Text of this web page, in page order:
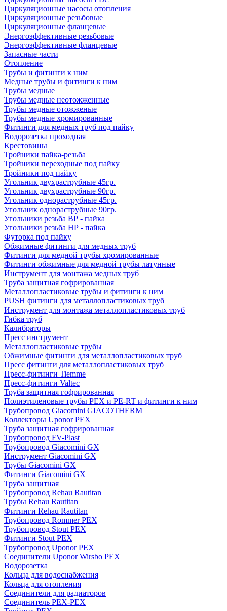
Циркуляционные насосы отопления
Циркуляционные резьбовые
Циркуляционные фланцевые
Энергоэффективные резьбовые
Энергоэффективные фланцевые
Запасные части
Отопление
Трубы и фитинги к ним
Медные трубы и фитинги к ним
Трубы медные
Трубы медные неотожженные
Трубы медные отожженые
Трубы медные хромированные
Фитинги для медных труб под пайку
Водорозетка проходная
Крестовины
Тройники пайка-резьба
Тройники переходные под пайку
Тройники под пайку
Угольник двухраструбные 45гр.
Угольник двухраструбные 90гр.
Угольник однораструбные 45гр.
Угольник однораструбные 90гр.
Угольники резьба ВР - пайка
Угольники резьба НР - пайка
Футорка под пайку
Обжимные фитинги для медных труб
Фитинги для медной трубы хромированные
Фитинги обжимные для медной трубы латунные
Инструмент для монтажа медных труб
Труба защитная гофрированная
Металлопластиковые трубы и фитинги к ним
PUSH фитинги для металлопластиковых труб
Инструмент для монтажа металлопластиковых труб
Гибка труб
Калибраторы
Пресс инструмент
Металлопластиковые трубы
Обжимные фитинги для металлопластиковых труб
Пресс фитинги для металлопластиковых труб
Пресс-фитинги Tiemme
Пресс-фитинги Valtec
Труба защитная гофрированная
Полиэтиленовые трубы PEX и PE-RT и фитинги к ним
Трубопровод Giacomini GIACOTHERM
Коллекторы Uponor PEX
Труба защитная гофрированная
Трубопровод FV-Plast
Трубопровод Giacomini GX
Инструмент Giacomini GX
Трубы Giacomini GX
Фитинги Giacomini GX
Труба защитная
Трубопровод Rehau Rautitan
Трубы Rehau Rautitan
Фитинги Rehau Rautitan
Трубопровод Rommer PEX
Трубопровод Stout PEX
Фитинги Stout PEX
Трубопровод Uponor PEX
Соединители Uponor Wirsbo PEX
Водорозетка
Кольца для водоснабжения
Кольца для отопления
Соединители для радиаторов
Соединитель PEX-PEX